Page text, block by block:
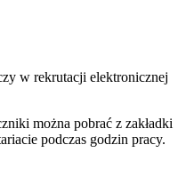
w rekrutacji elektronicznej
można pobrać z zakładki
podczas godzin pracy.